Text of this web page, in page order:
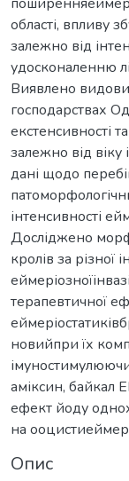
області, впливу
залежно від
удосконаленню
Виявлено
господарствах
екстенсивності
залежно від віку
дані щодо
інтенсивності
Досліджено
кролів за різної
терапевтичної
новийпри їх
аміксин, байкал
ефект йоду
на
Опис